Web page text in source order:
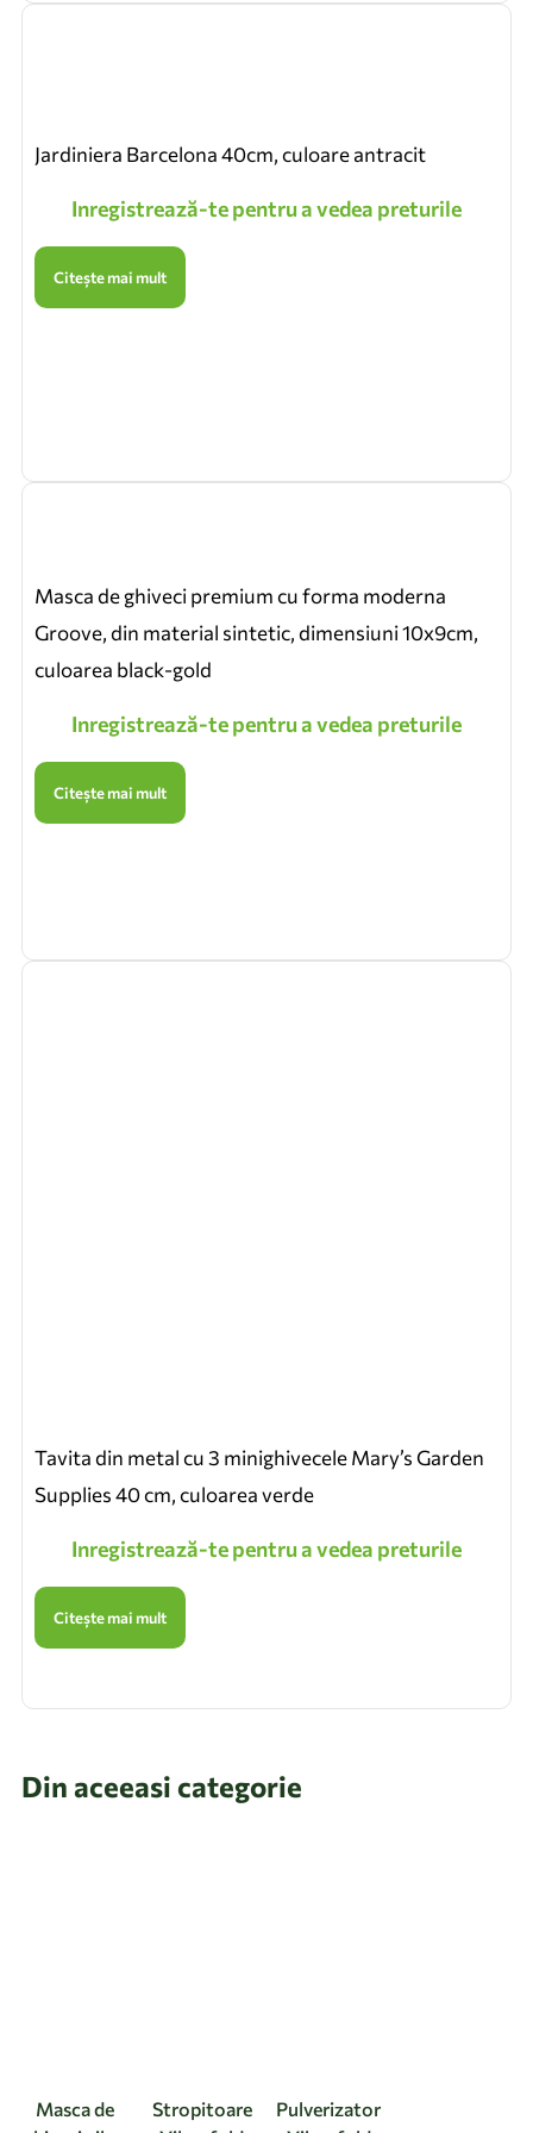
Jardiniera Barcelona 40cm, culoare antracit
Inregistrează-te pentru a vedea preturile
Citește mai mult
Masca de ghiveci premium cu forma moderna
Groove, din material sintetic, dimensiuni 10x9cm,
culoarea black-gold
Inregistrează-te pentru a vedea preturile
Citește mai mult
Tavita din metal cu 3 minighivecele Mary’s Garden
Supplies 40 cm, culoarea verde
Inregistrează-te pentru a vedea preturile
Citește mai mult
Din aceeasi categorie
Masca de
Stropitoare
Pulverizator